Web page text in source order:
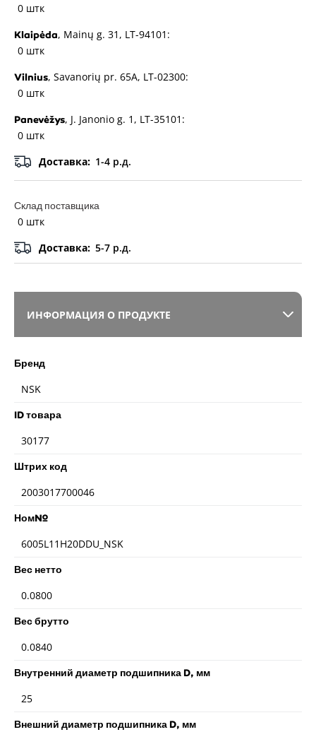
0 штк
Klaipėda, Mainų g. 31, LT-94101:
0 штк
Vilnius, Savanorių pr. 65A, LT-02300:
0 штк
Panevėžys, J. Janonio g. 1, LT-35101:
0 штк
Доставка: 1-4 р.д.
Склад поставщика
0 штк
Доставка: 5-7 р.д.
ИНФОРМАЦИЯ О ПРОДУКТЕ
Бренд
NSK
ID товара
30177
Штрих код
2003017700046
Ном№
6005L11H20DDU_NSK
Вес нетто
0.0800
Вес брутто
0.0840
Внутренний диаметр подшипника D, мм
25
Внешний диаметр подшипника D, мм